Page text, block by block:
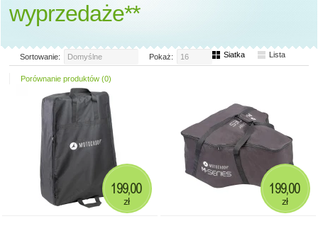
wyprzedaże**
Sortowanie: Domyślne Pokaż: 16 Siatka Lista
Porównanie produktów (0)
199,00
zł
199,00
zł